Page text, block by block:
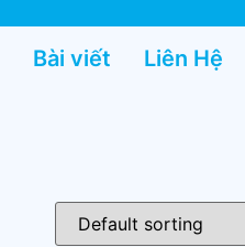
Bài viết Liên Hệ